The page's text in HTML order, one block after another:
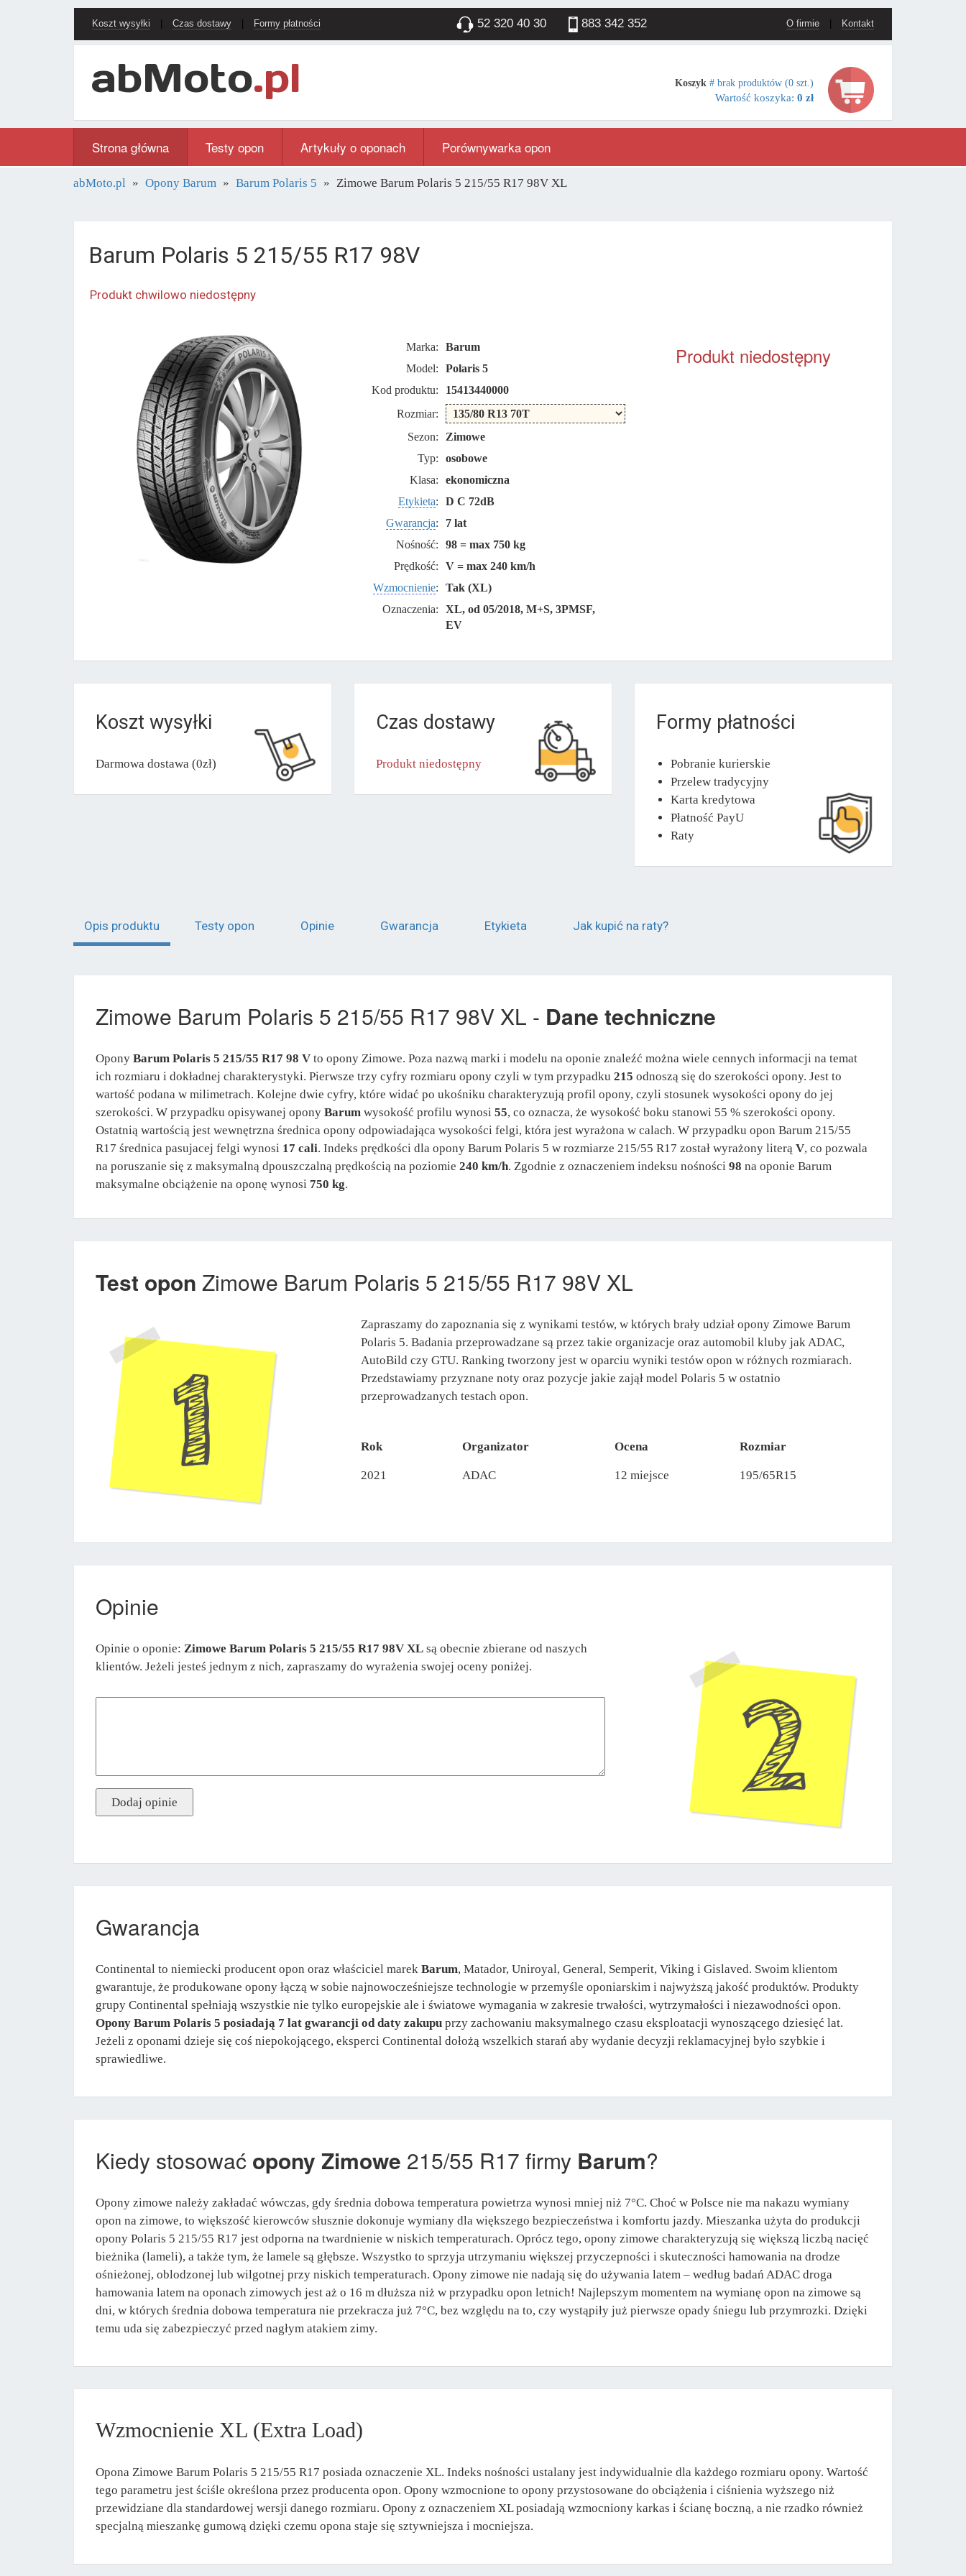
Koszt wysyłki Czas dostawy Formy płatności 52 320 40 30 883 342 352 O firmie Kontakt
Koszyk # brak produktów (0 szt.)
Wartość koszyka: 0 zł
Strona główna Testy opon Artykuły o oponach Porównywarka opon
abMoto.pl Opony Barum Barum Polaris 5 Zimowe Barum Polaris 5 215/55 R17 98V XL
Barum Polaris 5 215/55 R17 98V
Produkt chwilowo niedostępny
Marka:
Barum
Model:
Polaris 5
Kod produktu:
15413440000
Rozmiar:
Sezon:
Zimowe
Typ:
osobowe
Klasa:
ekonomiczna
Etykieta:
D C 72dB
Gwarancja:
7 lat
Nośność:
98 = max 750 kg
Prędkość:
V = max 240 km/h
Wzmocnienie:
Tak (XL)
Oznaczenia:
XL, od 05/2018, M+S, 3PMSF,
EV
Produkt niedostępny
Koszt wysyłki
Darmowa dostawa (0zł)
Czas dostawy
Produkt niedostępny
Formy płatności
Pobranie kurierskie
Przelew tradycyjny
Karta kredytowa
Płatność PayU
Raty
Opis produktu Testy opon Opinie Gwarancja Etykieta Jak kupić na raty?
Zimowe Barum Polaris 5 215/55 R17 98V XL - Dane techniczne
Opony Barum Polaris 5 215/55 R17 98 V to opony Zimowe. Poza nazwą marki i modelu na oponie znaleźć można wiele cennych informacji na temat
ich rozmiaru i dokładnej charakterystyki. Pierwsze trzy cyfry rozmiaru opony czyli w tym przypadku 215 odnoszą się do szerokości opony. Jest to
wartość podana w milimetrach. Kolejne dwie cyfry, które widać po ukośniku charakteryzują profil opony, czyli stosunek wysokości opony do jej
szerokości. W przypadku opisywanej opony Barum wysokość profilu wynosi 55, co oznacza, że wysokość boku stanowi 55 % szerokości opony.
Ostatnią wartością jest wewnętrzna średnica opony odpowiadająca wysokości felgi, która jest wyrażona w calach. W przypadku opon Barum 215/55
R17 średnica pasujacej felgi wynosi 17 cali. Indeks prędkości dla opony Barum Polaris 5 w rozmiarze 215/55 R17 został wyrażony literą V, co pozwala
na poruszanie się z maksymalną dpouszczalną prędkością na poziomie 240 km/h. Zgodnie z oznaczeniem indeksu nośności 98 na oponie Barum
maksymalne obciążenie na oponę wynosi 750 kg.
Test opon Zimowe Barum Polaris 5 215/55 R17 98V XL
Zapraszamy do zapoznania się z wynikami testów, w których brały udział opony Zimowe Barum
Polaris 5. Badania przeprowadzane są przez takie organizacje oraz automobil kluby jak ADAC,
AutoBild czy GTU. Ranking tworzony jest w oparciu wyniki testów opon w różnych rozmiarach.
Przedstawiamy przyznane noty oraz pozycje jakie zajął model Polaris 5 w ostatnio
przeprowadzanych testach opon.
Rok Organizator Ocena Rozmiar
2021 ADAC 12 miejsce 195/65R15
Opinie
Opinie o oponie: Zimowe Barum Polaris 5 215/55 R17 98V XL są obecnie zbierane od naszych
klientów. Jeżeli jesteś jednym z nich, zapraszamy do wyrażenia swojej oceny poniżej.
Gwarancja
Continental to niemiecki producent opon oraz właściciel marek Barum, Matador, Uniroyal, General, Semperit, Viking i Gislaved. Swoim klientom
gwarantuje, że produkowane opony łączą w sobie najnowocześniejsze technologie w przemyśle oponiarskim i najwyższą jakość produktów. Produkty
grupy Continental spełniają wszystkie nie tylko europejskie ale i światowe wymagania w zakresie trwałości, wytrzymałości i niezawodności opon.
Opony Barum Polaris 5 posiadają 7 lat gwarancji od daty zakupu przy zachowaniu maksymalnego czasu eksploatacji wynoszącego dziesięć lat.
Jeżeli z oponami dzieje się coś niepokojącego, eksperci Continental dołożą wszelkich starań aby wydanie decyzji reklamacyjnej było szybkie i
sprawiedliwe.
Kiedy stosować opony Zimowe 215/55 R17 firmy Barum?
Opony zimowe należy zakładać wówczas, gdy średnia dobowa temperatura powietrza wynosi mniej niż 7°C. Choć w Polsce nie ma nakazu wymiany
opon na zimowe, to większość kierowców słusznie dokonuje wymiany dla większego bezpieczeństwa i komfortu jazdy. Mieszanka użyta do produkcji
opony Polaris 5 215/55 R17 jest odporna na twardnienie w niskich temperaturach. Oprócz tego, opony zimowe charakteryzują się większą liczbą nacięć
bieżnika (lameli), a także tym, że lamele są głębsze. Wszystko to sprzyja utrzymaniu większej przyczepności i skuteczności hamowania na drodze
ośnieżonej, oblodzonej lub wilgotnej przy niskich temperaturach. Opony zimowe nie nadają się do używania latem – według badań ADAC droga
hamowania latem na oponach zimowych jest aż o 16 m dłuższa niż w przypadku opon letnich! Najlepszym momentem na wymianę opon na zimowe są
dni, w których średnia dobowa temperatura nie przekracza już 7°C, bez względu na to, czy wystąpiły już pierwsze opady śniegu lub przymrozki. Dzięki
temu uda się zabezpieczyć przed nagłym atakiem zimy.
Wzmocnienie XL (Extra Load)
Opona Zimowe Barum Polaris 5 215/55 R17 posiada oznaczenie XL. Indeks nośności ustalany jest indywidualnie dla każdego rozmiaru opony. Wartość
tego parametru jest ściśle określona przez producenta opon. Opony wzmocnione to opony przystosowane do obciążenia i ciśnienia wyższego niż
przewidziane dla standardowej wersji danego rozmiaru. Opony z oznaczeniem XL posiadają wzmocniony karkas i ścianę boczną, a nie rzadko również
specjalną mieszankę gumową dzięki czemu opona staje się sztywniejsza i mocniejsza.